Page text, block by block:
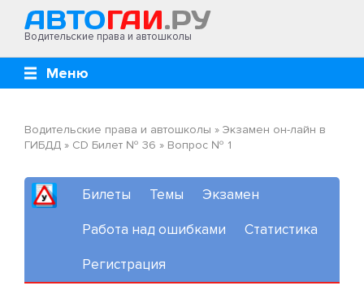
Водительские права и автошколы
Меню
Водительские права и автошколы » Экзамен он-лайн в
ГИБДД » CD Билет № 36 » Вопрос № 1
Билеты Темы Экзамен
Работа над ошибками Статистика
Регистрация